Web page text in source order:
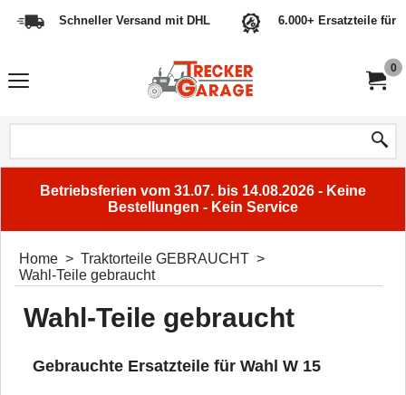
Schneller Versand mit DHL 6.000+ Ersatzteile für
0
Betriebsferien vom 31.07. bis 14.08.2026 - Keine
Bestellungen - Kein Service
Home > Traktorteile GEBRAUCHT >
Wahl-Teile gebraucht
Wahl-Teile gebraucht
Gebrauchte Ersatzteile für Wahl W 15